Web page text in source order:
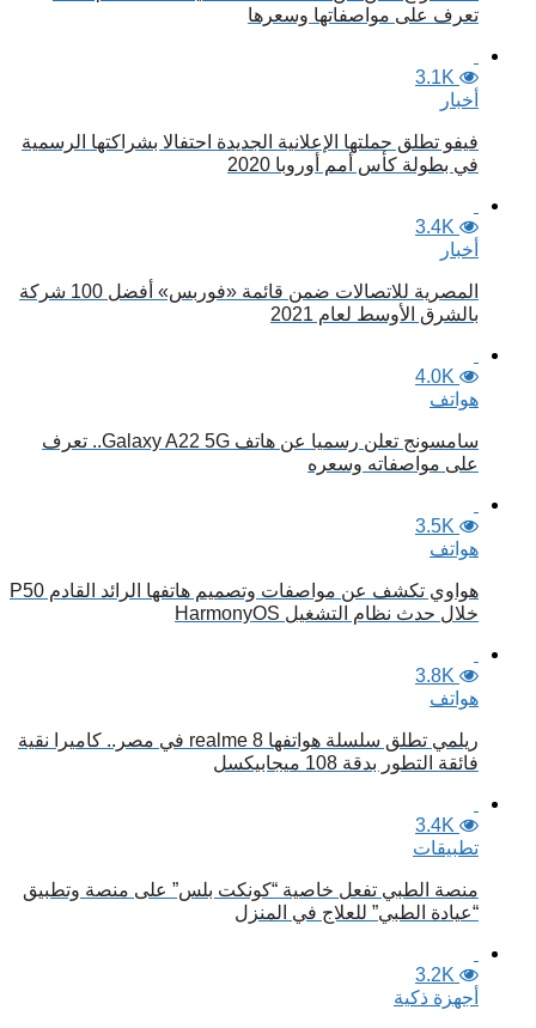
تعرف على مواصفاتها وسعرها
3.1K
أخبار
فيفو تطلق حملتها الإعلانية الجديدة احتفالا بشراكتها الرسمية
في بطولة كأس أمم أوروبا 2020
3.4K
أخبار
المصرية للاتصالات ضمن قائمة «فوربس» أفضل 100 شركة
بالشرق الأوسط لعام 2021
4.0K
هواتف
سامسونج تعلن رسميا عن هاتف Galaxy A22 5G.. تعرف
على مواصفاته وسعره
3.5K
هواتف
هواوي تكشف عن مواصفات وتصميم هاتفها الرائد القادم P50
خلال حدث نظام التشغيل HarmonyOS
3.8K
هواتف
ريلمي تطلق سلسلة هواتفها realme 8 في مصر.. كاميرا نقية
فائقة التطور بدقة 108 ميجابيكسل
3.4K
تطبيقات
منصة الطبي تفعل خاصية “كونكت بلس” على منصة وتطبيق
“عيادة الطبي” للعلاج في المنزل
3.2K
أجهزة ذكية